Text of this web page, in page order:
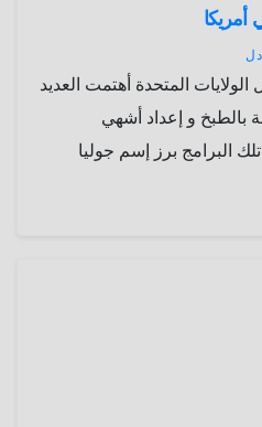
الولايات المتحدة أهتمت العديد
بالطبخ و إعداد أشهي
البرامج برز إسم جوليا